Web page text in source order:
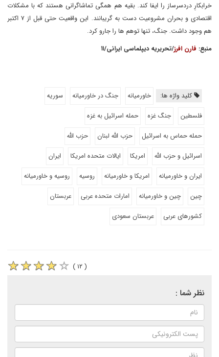
خرابکارِ دردسرساز را ایفا کند. بقیه هم همگی تماشاگرانی هستند که با مشکلات
اقتصادی و بحران‌ مشروعیت دست به گریبانند. این واقعیت حتی قبل از ۷ اکتبر
هم وجود داشت. جنگ، تنها توهم ها را جارو کرد.
منبع: فارن افرز/تحریریه دیپلماسی ایرانی/۱۱
کلید واژه ها: خاورمیانه جنگ در خاورمیانه
سوریه
فلسطین
جنگ غزه
حمله اسرائیل به غزه
حمله حماس به اسرائیل
حزب الله لبنان
حزب الله
اسرائیل و حزب الله
امریکا ایالات متحده امریکا
ایران
ایران و خاورمیانه
امریکا و خاورمیانه روسیه
روسیه و خاورمیانه
چین
چین و خاورمیانه امارات متحده عربی
عربستان
کشورهای عربی
عربستان سعودی
( ۱۲ )
نظر شما :